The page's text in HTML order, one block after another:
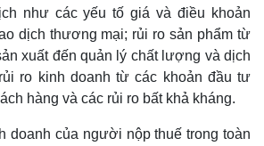
như các yếu tố giá và điều khoản
dịch thương mại; rủi ro sản phẩm từ
xuất đến quản lý chất lượng và dịch
ro kinh doanh từ các khoản đầu tư
hàng và các rủi ro bất khả kháng.
doanh của người nộp thuế trong toàn